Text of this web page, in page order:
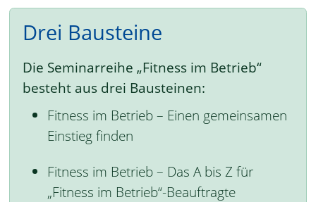
Drei Bausteine
Die Seminarreihe „Fitness im Betrieb“
besteht aus drei Bausteinen:
Fitness im Betrieb – Einen gemeinsamen
Einstieg finden
Fitness im Betrieb – Das A bis Z für
„Fitness im Betrieb“-Beauftragte